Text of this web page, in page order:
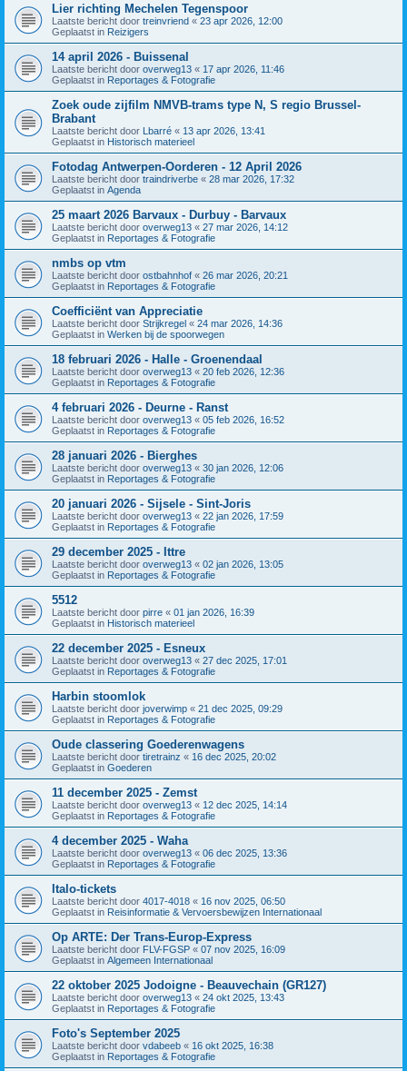
Lier richting Mechelen Tegenspoor
Laatste bericht door treinvriend « 23 apr 2026, 12:00
Geplaatst in Reizigers
14 april 2026 - Buissenal
Laatste bericht door overweg13 « 17 apr 2026, 11:46
Geplaatst in Reportages & Fotografie
Zoek oude zijfilm NMVB-trams type N, S regio Brussel-
Brabant
Laatste bericht door Lbarré « 13 apr 2026, 13:41
Geplaatst in Historisch materieel
Fotodag Antwerpen-Oorderen - 12 April 2026
Laatste bericht door traindriverbe « 28 mar 2026, 17:32
Geplaatst in Agenda
25 maart 2026 Barvaux - Durbuy - Barvaux
Laatste bericht door overweg13 « 27 mar 2026, 14:12
Geplaatst in Reportages & Fotografie
nmbs op vtm
Laatste bericht door ostbahnhof « 26 mar 2026, 20:21
Geplaatst in Reportages & Fotografie
Coefficiënt van Appreciatie
Laatste bericht door Strijkregel « 24 mar 2026, 14:36
Geplaatst in Werken bij de spoorwegen
18 februari 2026 - Halle - Groenendaal
Laatste bericht door overweg13 « 20 feb 2026, 12:36
Geplaatst in Reportages & Fotografie
4 februari 2026 - Deurne - Ranst
Laatste bericht door overweg13 « 05 feb 2026, 16:52
Geplaatst in Reportages & Fotografie
28 januari 2026 - Bierghes
Laatste bericht door overweg13 « 30 jan 2026, 12:06
Geplaatst in Reportages & Fotografie
20 januari 2026 - Sijsele - Sint-Joris
Laatste bericht door overweg13 « 22 jan 2026, 17:59
Geplaatst in Reportages & Fotografie
29 december 2025 - Ittre
Laatste bericht door overweg13 « 02 jan 2026, 13:05
Geplaatst in Reportages & Fotografie
5512
Laatste bericht door pirre « 01 jan 2026, 16:39
Geplaatst in Historisch materieel
22 december 2025 - Esneux
Laatste bericht door overweg13 « 27 dec 2025, 17:01
Geplaatst in Reportages & Fotografie
Harbin stoomlok
Laatste bericht door joverwimp « 21 dec 2025, 09:29
Geplaatst in Reportages & Fotografie
Oude classering Goederenwagens
Laatste bericht door tiretrainz « 16 dec 2025, 20:02
Geplaatst in Goederen
11 december 2025 - Zemst
Laatste bericht door overweg13 « 12 dec 2025, 14:14
Geplaatst in Reportages & Fotografie
4 december 2025 - Waha
Laatste bericht door overweg13 « 06 dec 2025, 13:36
Geplaatst in Reportages & Fotografie
Italo-tickets
Laatste bericht door 4017-4018 « 16 nov 2025, 06:50
Geplaatst in Reisinformatie & Vervoersbewijzen Internationaal
Op ARTE: Der Trans-Europ-Express
Laatste bericht door FLV-FGSP « 07 nov 2025, 16:09
Geplaatst in Algemeen Internationaal
22 oktober 2025 Jodoigne - Beauvechain (GR127)
Laatste bericht door overweg13 « 24 okt 2025, 13:43
Geplaatst in Reportages & Fotografie
Foto's September 2025
Laatste bericht door vdabeeb « 16 okt 2025, 16:38
Geplaatst in Reportages & Fotografie